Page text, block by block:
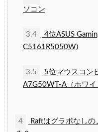
ソコン
3.4
4位ASUS
C5161R5050W)
3.5
5位マウスコン
A7G50WT-A（ホワイ
4
Raftはグラボなし